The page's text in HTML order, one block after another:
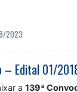
2023
– Edital 01/
a 139ª